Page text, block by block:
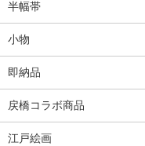
半幅帯
小物
即納品
戻橋コラボ商品
江戸絵画